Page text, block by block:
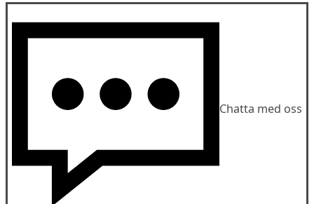
Chatta med oss